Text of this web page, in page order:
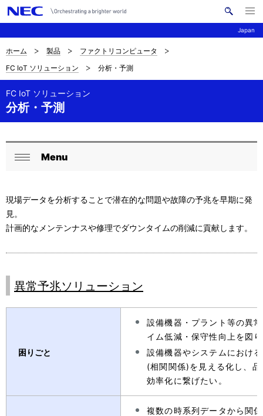
Japan
イ
メ
ニ
ュ
ナ
ビ
ゲ
ー
サ
イ
ト
内
の
現
位
置
を
示
ホーム 製品
ファクトリコンピュータ
FC IoT ソリューション
分析・予測
分析・予測
FC IoT ソリューション
ロ
カ
ル
ナ
ゲ
る
Menu
現場データを分析することで潜在的な問題や故障の予兆を早期に発
見。
計画的なメンテンナスや修理でダウンタイムの削減に貢献します。
異常予兆ソリューション
困りごと
設備機器・プラント等の異
イム低減・保守性向上を図
設備機器やシステムにおけ
(相関関係)を見える化し、
効率化に繋げたい。
複数の時系列データから関